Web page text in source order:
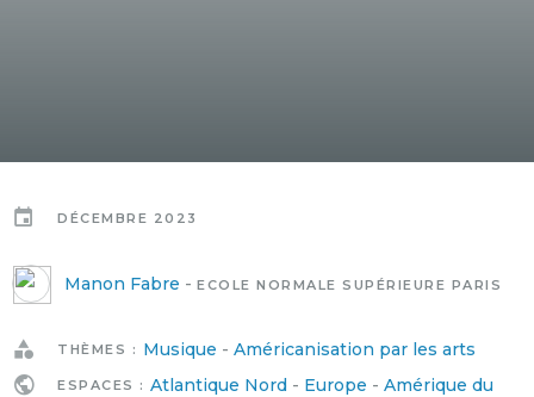
DÉCEMBRE 2023
Manon Fabre - ECOLE NORMALE SUPÉRIEURE PARIS
THÈMES : Musique - Américanisation par les arts
ESPACES : Atlantique Nord - Europe - Amérique du